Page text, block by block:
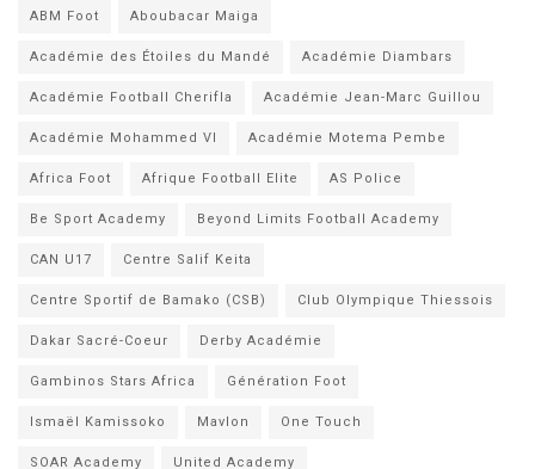
ABM Foot Aboubacar Maiga
Académie des Étoiles du Mandé Académie Diambars
Académie Football Cherifla Académie Jean-Marc Guillou
Académie Mohammed VI Académie Motema Pembe
Africa Foot Afrique Football Elite AS Police
Be Sport Academy Beyond Limits Football Academy
CAN U17 Centre Salif Keita
Centre Sportif de Bamako (CSB) Club Olympique Thiessois
Dakar Sacré-Coeur Derby Académie
Gambinos Stars Africa Génération Foot
Ismaël Kamissoko Mavlon One Touch
SOAR Academy United Academy